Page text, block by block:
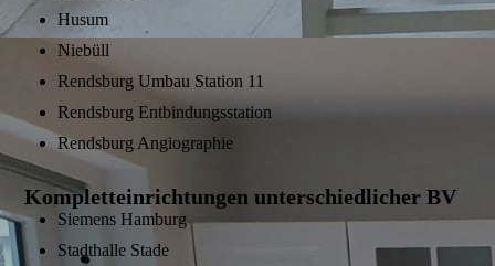
Husum
Niebüll
Rendsburg Umbau Station 11
Rendsburg Entbindungsstation
Rendsburg Angiographie
Kompletteinrichtungen unterschiedlicher BV
Siemens Hamburg
Stadthalle Stade